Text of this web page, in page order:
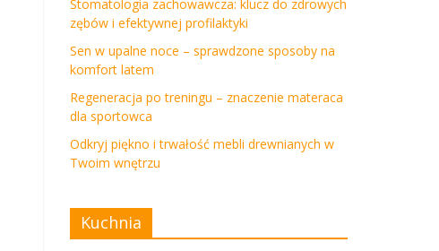
Stomatologia zachowawcza: klucz do zdrowych
zębów i efektywnej profilaktyki
Sen w upalne noce – sprawdzone sposoby na
komfort latem
Regeneracja po treningu – znaczenie materaca
dla sportowca
Odkryj piękno i trwałość mebli drewnianych w
Twoim wnętrzu
Kuchnia